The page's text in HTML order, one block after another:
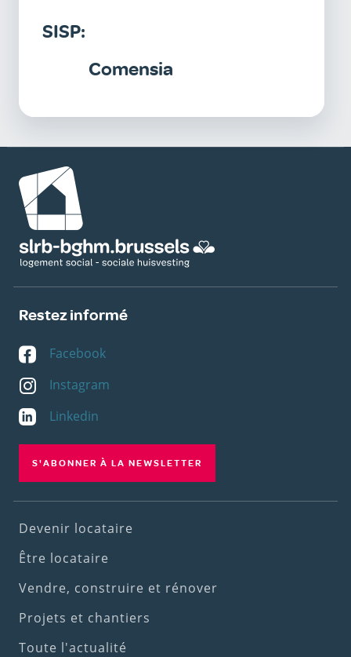
SISP:
Comensia
Image
Restez informé
Facebook
Instagram
Linkedin
S'ABONNER À LA NEWSLETTER
Footer
(1st
menu)
Devenir locataire
Être locataire
Vendre, construire et rénover
Projets et chantiers
Toute l'actualité